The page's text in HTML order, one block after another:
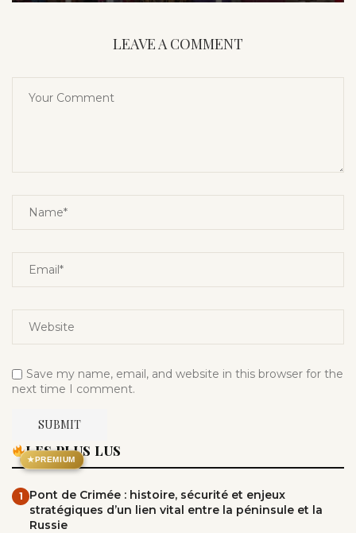
LEAVE A COMMENT
Save my name, email, and website in this browser for the
next time I comment.
★PREMIUM
LES PLUS LUS
1
Pont de Crimée : histoire, sécurité et enjeux
stratégiques d’un lien vital entre la péninsule et la
Russie